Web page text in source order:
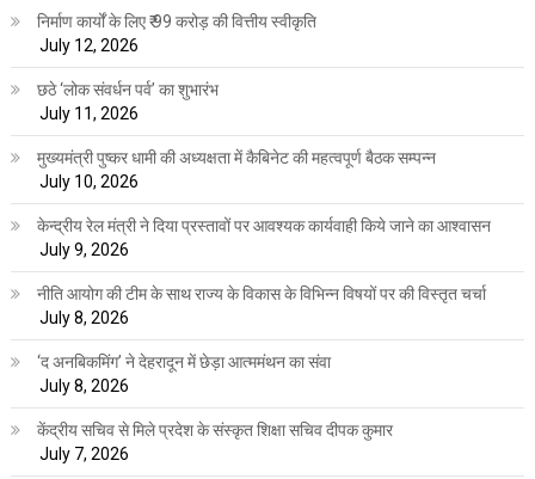
निर्माण कार्यों के लिए ₹ 99 करोड़ की वित्तीय स्वीकृति
July 12, 2026
छठे ‘लोक संवर्धन पर्व’ का शुभारंभ
July 11, 2026
मुख्यमंत्री पुष्कर धामी की अध्यक्षता में कैबिनेट की महत्वपूर्ण बैठक सम्पन्न
July 10, 2026
केन्द्रीय रेल मंत्री ने दिया प्रस्तावों पर आवश्यक कार्यवाही किये जाने का आश्वासन
July 9, 2026
नीति आयोग की टीम के साथ राज्य के विकास के विभिन्न विषयों पर की विस्तृत चर्चा
July 8, 2026
‘द अनबिकमिंग’ ने देहरादून में छेड़ा आत्ममंथन का संवा
July 8, 2026
केंद्रीय सचिव से मिले प्रदेश के संस्कृत शिक्षा सचिव दीपक कुमार
July 7, 2026